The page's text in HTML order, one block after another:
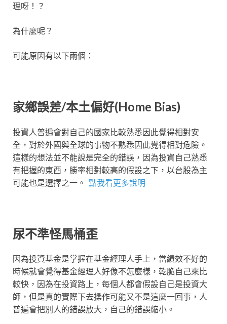
理呀！？
為什麼呢？
可能原因有以下兩個：
家鄉誤差/本土偏好(Home Bias)
投資人普遍會對自己的國家比較熟悉因此覺得相對安
全，對於外國與全球的事物不熟悉因此覺得相對危險。
這樣的想法並不能說是完全的錯誤，因為投資自己熟悉
有把握的東西，勝率相對較高的假設之下，以台股為主
可能也是選擇之一。 點我看更多說明
尿不準怪馬桶歪
因為投資基金是掌握在基金經理人手上，當績效不好的
時候就會覺得基金經理人好像不怎麼樣，乾脆自己來比
較快，因為在投資路上，每個人都會假設自己是投資大
師，但是真的實際下去操作可能又不是這麼一回事，人
普遍會把別人的錯誤放大，自己的錯誤縮小。